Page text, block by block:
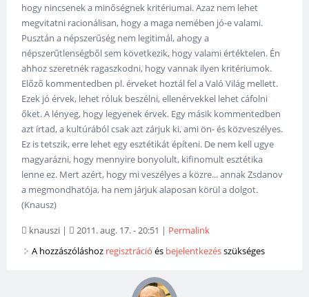
hogy nincsenek a minőségnek kritériumai. Azaz nem lehet
megvitatni racionálisan, hogy a maga nemében jó-e valami.
Pusztán a népszerűség nem legitimál, ahogy a
népszerűtlenségből sem következik, hogy valami értéktelen. Én
ahhoz szeretnék ragaszkodni, hogy vannak ilyen kritériumok.
Előző kommentedben pl. érveket hoztál fel a Való Világ mellett.
Ezek jó érvek, lehet róluk beszélni, ellenérvekkel lehet cáfolni
őket. A lényeg, hogy legyenek érvek. Egy másik kommentedben
azt írtad, a kultúrából csak azt zárjuk ki, ami ön- és közveszélyes.
Ez is tetszik, erre lehet egy esztétikát építeni. De nem kell ugye
magyarázni, hogy mennyire bonyolult, kifinomult esztétika
lenne ez. Mert azért, hogy mi veszélyes a közre... annak Zsdanov
a megmondhatója, ha nem járjuk alaposan körül a dolgot.
(Knausz)
knauszi | 2011. aug. 17. - 20:51 | Permalink
A hozzászóláshoz regisztráció és bejelentkezésszükséges